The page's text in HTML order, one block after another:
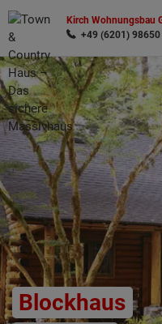
Kirch Wohnungsbau
+49 (6201) 98650
Blockhaus
Wonach möchten